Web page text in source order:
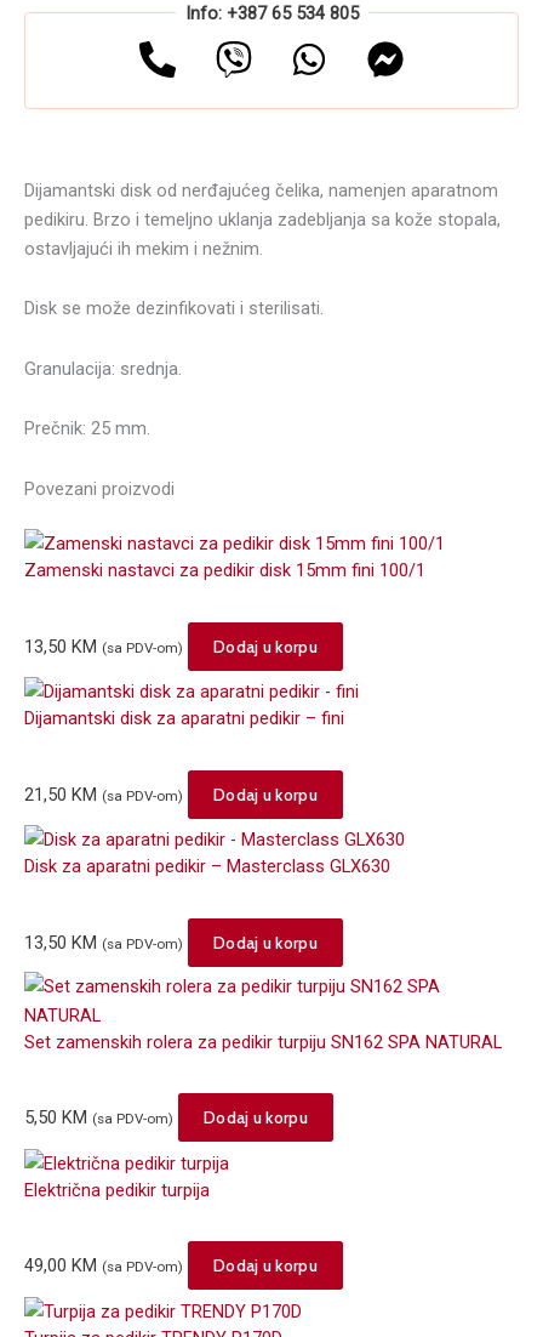
Info: +387 65 534 805
Dijamantski disk od nerđajućeg čelika, namenjen aparatnom
pedikiru. Brzo i temeljno uklanja zadebljanja sa kože stopala,
ostavljajući ih mekim i nežnim.
Disk se može dezinfikovati i sterilisati.
Granulacija: srednja.
Prečnik: 25 mm.
Povezani proizvodi
Zamenski nastavci za pedikir disk 15mm fini 100/1
13,50 KM (sa PDV-om) Dodaj u korpu
Dijamantski disk za aparatni pedikir – fini
21,50 KM (sa PDV-om) Dodaj u korpu
Disk za aparatni pedikir – Masterclass GLX630
13,50 KM (sa PDV-om) Dodaj u korpu
Set zamenskih rolera za pedikir turpiju SN162 SPA NATURAL
5,50 KM (sa PDV-om) Dodaj u korpu
Električna pedikir turpija
49,00 KM (sa PDV-om) Dodaj u korpu